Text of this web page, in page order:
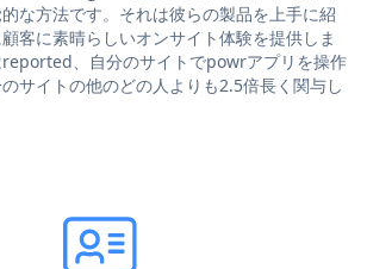
な方法です。それは彼らの製品を上手に紹
客に素晴らしいオンサイト体験を提供しま
reported、自分のサイトでpowrアプリを操作
サイトの他のどの人よりも2.5倍長く関与し